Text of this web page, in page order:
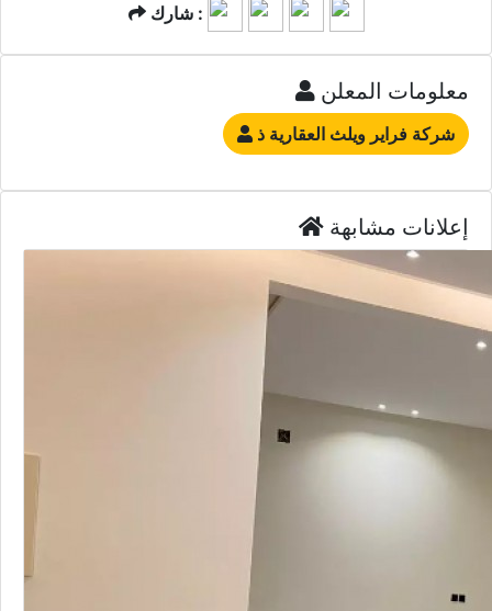
شارك :
معلومات المعلن
شركة فراير ويلث العقارية ذ
إعلانات مشابهة